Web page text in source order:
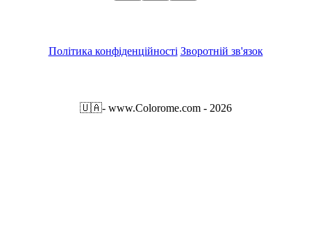
Політика конфіденційності Зворотній зв'язок
🇺🇦- www.Colorome.com - 2026